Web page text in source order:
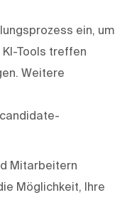
ein, um
Tools treffen
Weitere
Mitarbeitern
Möglichkeit, Ihre